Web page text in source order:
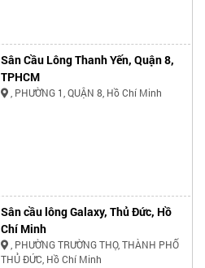
Sân Cầu Lông Thanh Yến, Quận 8,
TPHCM
, PHƯỜNG 1, QUẬN 8, Hồ Chí Minh
Sân cầu lông Galaxy, Thủ Đức, Hồ
Chí Minh
, PHƯỜNG TRƯỜNG THỌ, THÀNH PHỐ
THỦ ĐỨC, Hồ Chí Minh